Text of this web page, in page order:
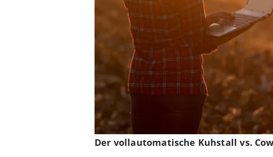
Der vollautomatische Kuhstall vs.